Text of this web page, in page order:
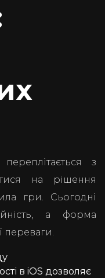
з
на рішення
гри. Сьогодні
а форма
переваги.
в iOS дозволяє